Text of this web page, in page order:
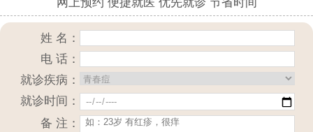
姓 名：
电 话：
就诊疾病：
就诊时间：
备 注：